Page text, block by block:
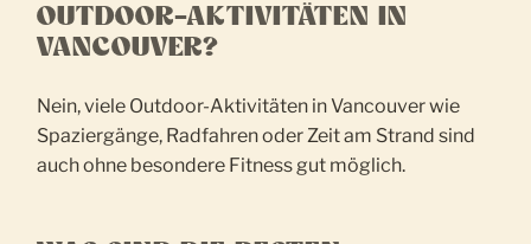
OUTDOOR-AKTIVITÄTEN IN
VANCOUVER?
Nein, viele Outdoor-Aktivitäten in Vancouver wie
Spaziergänge, Radfahren oder Zeit am Strand sind
auch ohne besondere Fitness gut möglich.